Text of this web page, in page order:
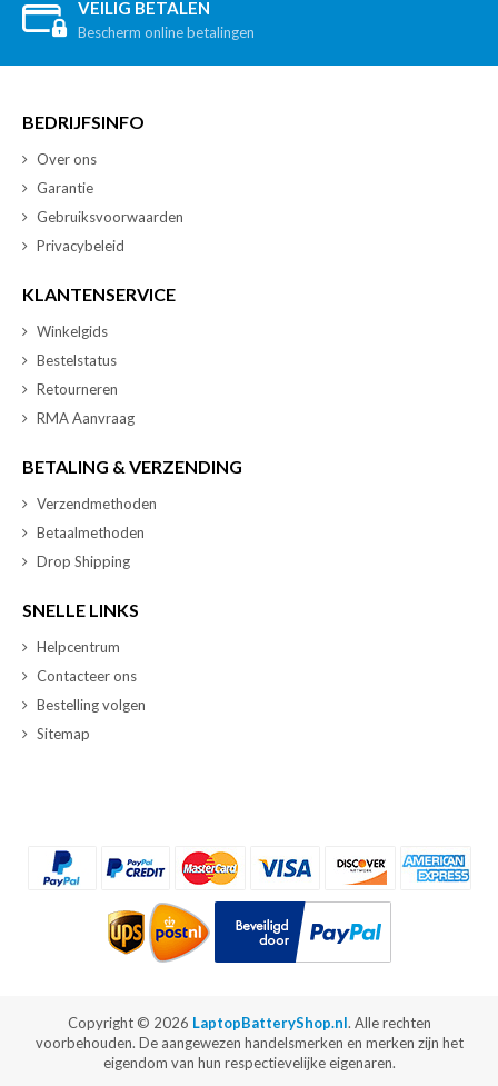
VEILIG BETALEN
Bescherm online betalingen
BEDRIJFSINFO
Over ons
Garantie
Gebruiksvoorwaarden
Privacybeleid
KLANTENSERVICE
Winkelgids
Bestelstatus
Retourneren
RMA Aanvraag
BETALING & VERZENDING
Verzendmethoden
Betaalmethoden
Drop Shipping
SNELLE LINKS
Helpcentrum
Contacteer ons
Bestelling volgen
Sitemap
Copyright © 2026 LaptopBatteryShop.nl. Alle rechten
voorbehouden. De aangewezen handelsmerken en merken zijn het
eigendom van hun respectievelijke eigenaren.